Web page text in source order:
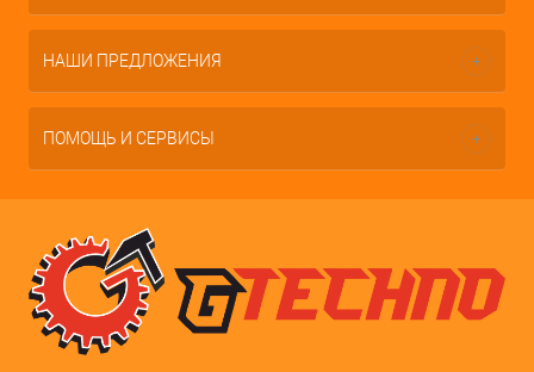
НАШИ ПРЕДЛОЖЕНИЯ
ПОМОЩЬ И СЕРВИСЫ